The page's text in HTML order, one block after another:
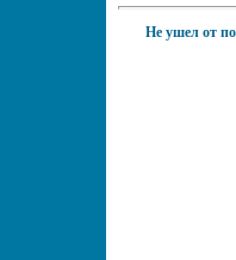
Не ушел от